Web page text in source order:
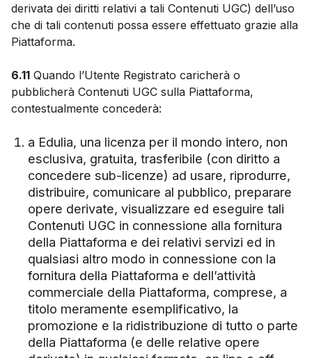
derivata dei diritti relativi a tali Contenuti UGC) dell’uso
che di tali contenuti possa essere effettuato grazie alla
Piattaforma.
6.11 Quando l’Utente Registrato caricherà o
pubblicherà Contenuti UGC sulla Piattaforma,
contestualmente concederà:
a Edulia, una licenza per il mondo intero, non
esclusiva, gratuita, trasferibile (con diritto a
concedere sub-licenze) ad usare, riprodurre,
distribuire, comunicare al pubblico, preparare
opere derivate, visualizzare ed eseguire tali
Contenuti UGC in connessione alla fornitura
della Piattaforma e dei relativi servizi ed in
qualsiasi altro modo in connessione con la
fornitura della Piattaforma e dell’attività
commerciale della Piattaforma, comprese, a
titolo meramente esemplificativo, la
promozione e la ridistribuzione di tutto o parte
della Piattaforma (e delle relative opere